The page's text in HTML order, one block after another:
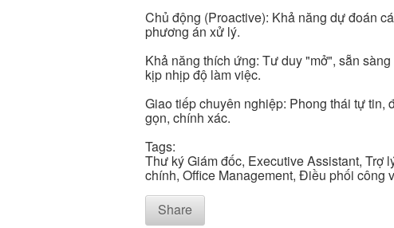
Chủ động (Proactive): Khả năng dự đoán
phương án xử lý.
Khả năng thích ứng: Tư duy "mở", sẵn
kịp nhịp độ làm việc.
Giao tiếp chuyên nghiệp: Phong thái tự tin,
gọn, chính xác.
Tags:
Thư ký Giám đốc, Executive Assistant, Trợ
chính, Office Management, Điều phối công
Share